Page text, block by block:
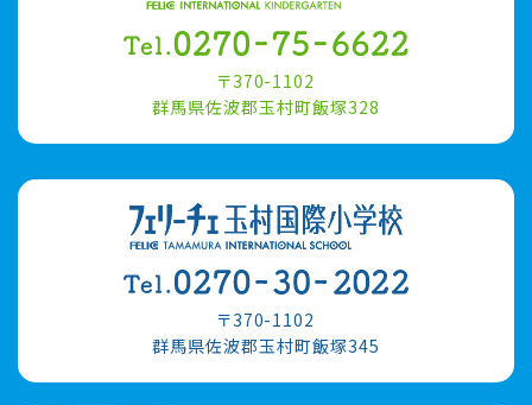
〒370-1102
群馬県佐波郡玉村町飯塚328
〒370-1102
群馬県佐波郡玉村町飯塚345